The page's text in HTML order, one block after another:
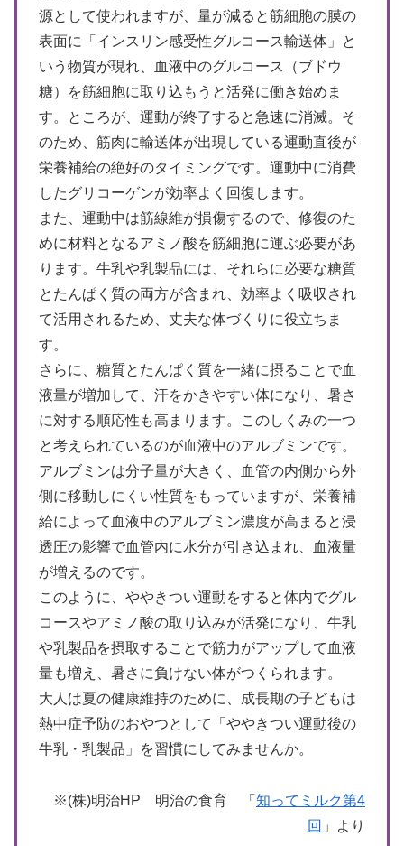
源として使われますが、量が減ると筋細胞の膜の
表面に「インスリン感受性グルコース輸送体」と
いう物質が現れ、血液中のグルコース（ブドウ
糖）を筋細胞に取り込もうと活発に働き始めま
す。ところが、運動が終了すると急速に消滅。そ
のため、筋肉に輸送体が出現している運動直後が
栄養補給の絶好のタイミングです。運動中に消費
したグリコーゲンが効率よく回復します。
また、運動中は筋線維が損傷するので、修復のた
めに材料となるアミノ酸を筋細胞に運ぶ必要があ
ります。牛乳や乳製品には、それらに必要な糖質
とたんぱく質の両方が含まれ、効率よく吸収され
て活用されるため、丈夫な体づくりに役立ちま
す。
さらに、糖質とたんぱく質を一緒に摂ることで血
液量が増加して、汗をかきやすい体になり、暑さ
に対する順応性も高まります。このしくみの一つ
と考えられているのが血液中のアルブミンです。
アルブミンは分子量が大きく、血管の内側から外
側に移動しにくい性質をもっていますが、栄養補
給によって血液中のアルブミン濃度が高まると浸
透圧の影響で血管内に水分が引き込まれ、血液量
が増えるのです。
このように、ややきつい運動をすると体内でグル
コースやアミノ酸の取り込みが活発になり、牛乳
や乳製品を摂取することで筋力がアップして血液
量も増え、暑さに負けない体がつくられます。
大人は夏の健康維持のために、成長期の子どもは
熱中症予防のおやつとして「ややきつい運動後の
牛乳・乳製品」を習慣にしてみませんか。
※(株)明治HP 明治の食育 「 知ってミルク第4
回 」より